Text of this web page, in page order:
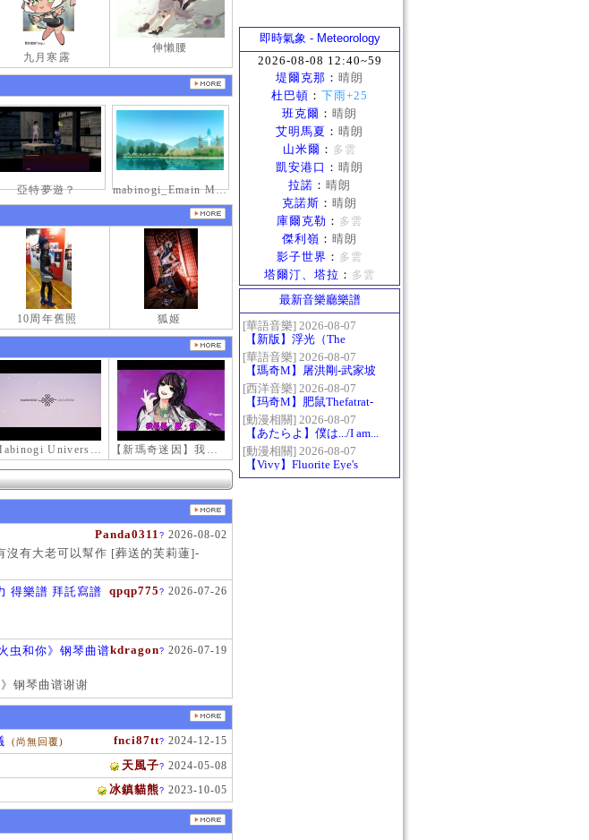
九月寒露
伸懶腰
亞特夢遊？ mabinogi_Emain Macha_0900-1200_1
10周年舊照 狐姬
[Mabinogi Universe] 謝謝你來到這個世界... 【新瑪奇迷因】我更喜歡你
Panda0311 ? 2026-08-02
沒有大老可以幫作 [葬送的芙莉蓮]-
qpqp775 ? 2026-07-26
得樂譜 拜託寫譜
kdragon? 2026-07-19
虫和你》钢琴曲谱
钢琴曲谱谢谢
fnci87tt? 2024-12-15
(尚無回覆)
天風子? 2024-05-08
冰鎮貓熊? 2023-10-05
即時氣象 - Meteorology
2026-08-08 12:40~59
堤爾克那 ： 晴朗
杜巴頓 ： 下雨+25
班克爾 ： 晴朗
艾明馬夏 ： 晴朗
山米爾 ： 多雲
凱安港口 ： 晴朗
拉諾 ： 晴朗
克諾斯 ： 晴朗
庫爾克勒 ： 多雲
傑利嶺 ： 晴朗
影子世界 ： 多雲
塔爾汀、塔拉 ： 多雲
最新音樂廳樂譜
[華語音樂] 2026-08-07
【新版】浮光（The
History）：六和弦
[華語音樂] 2026-08-07
【瑪奇M】屠洪剛-武家坡
2021
[西洋音樂] 2026-08-07
【玛奇M】肥鼠Thefatrat-
Monody
[動漫相關] 2026-08-07
【あたらよ】僕は.../I am...
（我內心的糟糕念頭/僕の
心のヤバイやつ第二季
OP）
[動漫相關] 2026-08-07
【Vivy】Fluorite Eye's
Song